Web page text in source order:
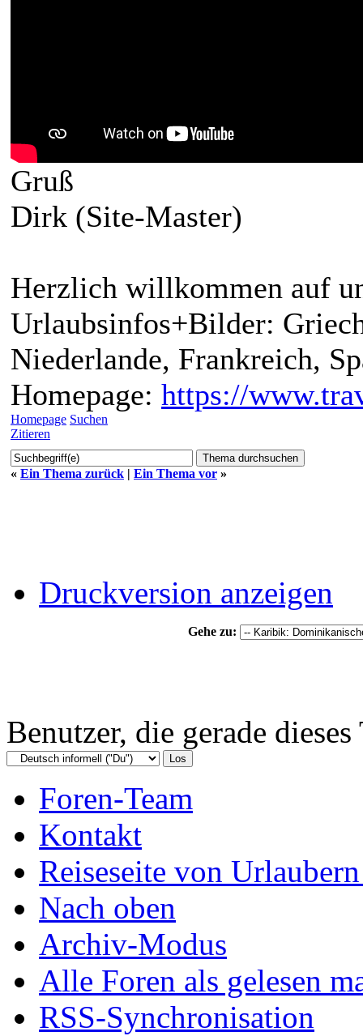
Gruß
Dirk (Site-Master)
Herzlich willkommen auf
Urlaubsinfos+Bilder:
Niederlande, Frankreich,
Homepage: https://
Homepage Suchen
Zitieren
« Ein Thema zurück | Ein Thema vor »
Druckversion anzeigen
Gehe zu:
Benutzer, die gerade
Foren-Team
Kontakt
Reiseseite von
Nach oben
Archiv-Modus
Alle Foren als gelesen
RSS-Synchronisation